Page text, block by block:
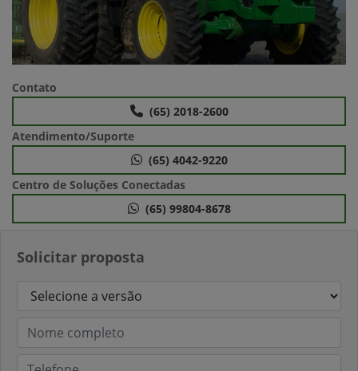
Solicitar proposta
Contato
(65) 2018-2600
Atendimento/Suporte
(65) 4042-9220
Centro de Soluções Conectadas
(65) 99804-8678